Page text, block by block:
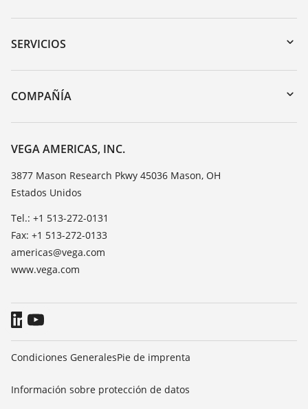
Zona de descarga
Búsqueda por número de serie
DTM Collection/PACTware
SERVICIOS
Devolución de instrumentos
Cursos de formacion
TeamViewer
COMPAÑÍA
Acerca de VEGA
Contacto
Notícias
Prensa
Blog
VEGA AMERICAS, INC.
3877 Mason Research Pkwy 45036 Mason, OH
Estados Unidos
Tel.: +1 513-272-0131
Fax: +1 513-272-0133
americas@vega.com
www.vega.com
Condiciones GeneralesPie de imprenta
Información sobre protección de datos